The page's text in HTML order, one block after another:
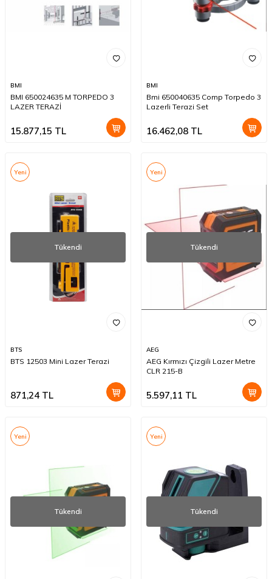
BMI
BMI 650024635 M TORPEDO 3
LAZER TERAZİ
15.877,15 TL
BMI
Bmi 650040635 Comp Torpedo 3
Lazerli Terazi Set
16.462,08 TL
Yeni
Tükendi
BTS
BTS 12503 Mini Lazer Terazi
871,24 TL
Yeni
Tükendi
AEG
AEG Kırmızı Çizgili Lazer Metre
CLR 215-B
5.597,11 TL
Yeni
Tükendi
Yeni
Tükendi